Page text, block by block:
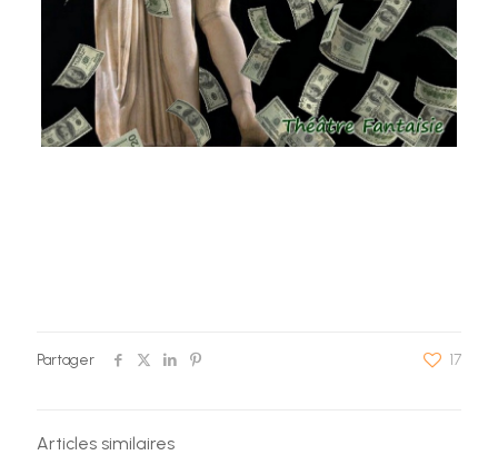
Partager 17
Articles similaires